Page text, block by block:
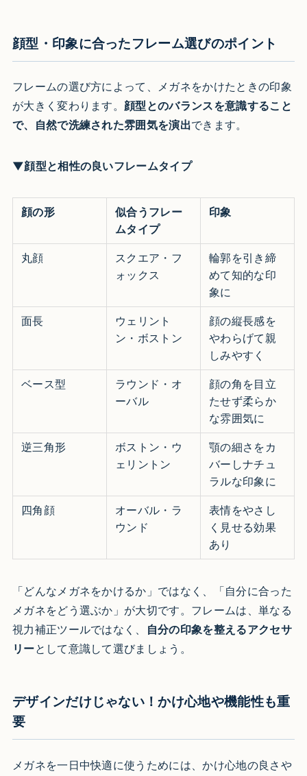
顔型・印象に合ったフレーム選びのポイント
フレームの選び方によって、メガネをかけたときの印象
が大きく変わります。 顔型とのバランスを意識すること
で、自然で洗練された雰囲気を演出できます。
▼顔型と相性の良いフレームタイプ
顔の形
似合うフレー
ムタイプ
印象
丸顔
スクエア・フ
ォックス
輪郭を引き締
めて知的な印
象に
面長
ウェリント
ン・ボストン
顔の縦長感を
やわらげて親
しみやすく
ベース型
ラウンド・オ
ーバル
顔の角を目立
たせず柔らか
な雰囲気に
逆三角形
ボストン・ウ
ェリントン
顎の細さをカ
バーしナチュ
ラルな印象に
四角顔
オーバル・ラ
ウンド
表情をやさし
く見せる効果
あり
「どんなメガネをかけるか」ではなく、「自分に合った
メガネをどう選ぶか」が大切です。フレームは、単なる
視力補正ツールではなく、
自分の印象を整えるアクセサ
リーとして意識して選びましょう。
デザインだけじゃない！かけ心地や機能性も重
要
メガネを一日中快適に使うためには、かけ心地の良さや